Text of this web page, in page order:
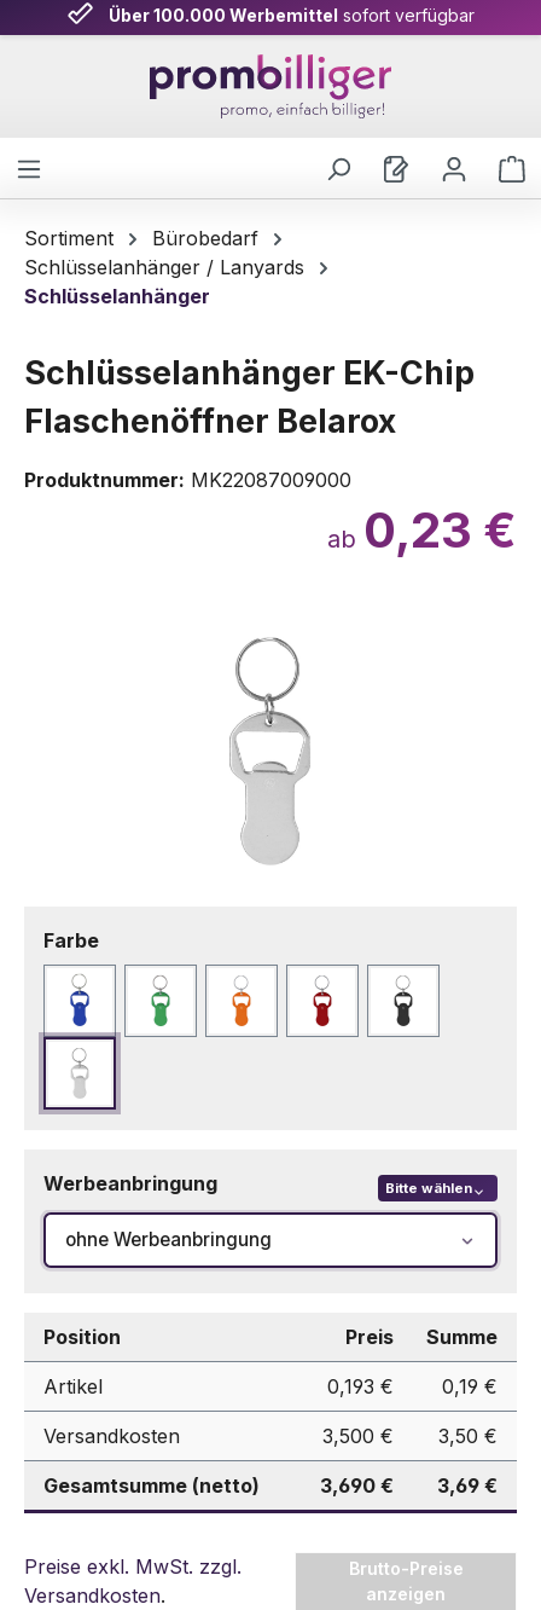
Zum Hauptinhalt springen
Über 100.000 Werbemittel sofort verfügbar
Sortiment
Bürobedarf
Schlüsselanhänger / Lanyards
Schlüsselanhänger
Schlüsselanhänger EK-Chip
Flaschenöffner Belarox
Produktnummer: MK22087009000
ab 0,23 €
Farbeauswählen
Blau Grün Orange Rot Schwarz
Silber
Werbeanbringung Bitte wählen
ohne Werbeanbringung
Position Preis Summe
Artikel 0,193 € 0,19 €
Versandkosten 3,500 € 3,50 €
Gesamtsumme (netto) 3,690 € 3,69 €
Preise exkl. MwSt. zzgl.
Versandkosten.
Brutto-Preise
anzeigen